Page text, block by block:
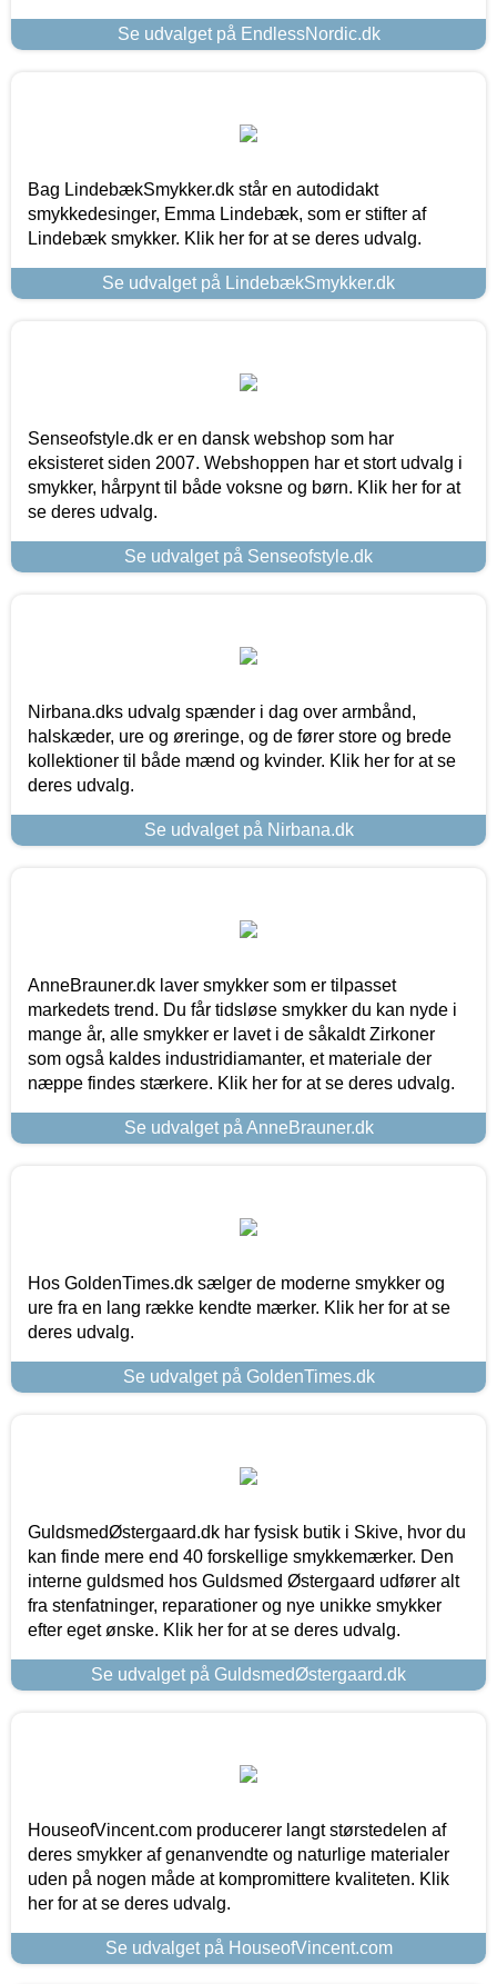
Se udvalget på EndlessNordic.dk
Bag LindebækSmykker.dk står en autodidakt
smykkedesinger, Emma Lindebæk, som er stifter af
Lindebæk smykker. Klik her for at se deres udvalg.
Se udvalget på LindebækSmykker.dk
Senseofstyle.dk er en dansk webshop som har
eksisteret siden 2007. Webshoppen har et stort udvalg i
smykker, hårpynt til både voksne og børn. Klik her for at
se deres udvalg.
Se udvalget på Senseofstyle.dk
Nirbana.dks udvalg spænder i dag over armbånd,
halskæder, ure og øreringe, og de fører store og brede
kollektioner til både mænd og kvinder. Klik her for at se
deres udvalg.
Se udvalget på Nirbana.dk
AnneBrauner.dk laver smykker som er tilpasset
markedets trend. Du får tidsløse smykker du kan nyde i
mange år, alle smykker er lavet i de såkaldt Zirkoner
som også kaldes industridiamanter, et materiale der
næppe findes stærkere. Klik her for at se deres udvalg.
Se udvalget på AnneBrauner.dk
Hos GoldenTimes.dk sælger de moderne smykker og
ure fra en lang række kendte mærker. Klik her for at se
deres udvalg.
Se udvalget på GoldenTimes.dk
GuldsmedØstergaard.dk har fysisk butik i Skive, hvor du
kan finde mere end 40 forskellige smykkemærker. Den
interne guldsmed hos Guldsmed Østergaard udfører alt
fra stenfatninger, reparationer og nye unikke smykker
efter eget ønske. Klik her for at se deres udvalg.
Se udvalget på GuldsmedØstergaard.dk
HouseofVincent.com producerer langt størstedelen af
deres smykker af genanvendte og naturlige materialer
uden på nogen måde at kompromittere kvaliteten. Klik
her for at se deres udvalg.
Se udvalget på HouseofVincent.com